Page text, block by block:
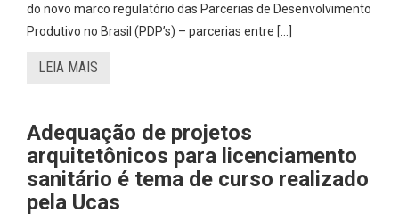
do novo marco regulatório das Parcerias de Desenvolvimento
Produtivo no Brasil (PDP’s) – parcerias entre […]
LEIA MAIS
Adequação de projetos
arquitetônicos para licenciamento
sanitário é tema de curso realizado
pela Ucas